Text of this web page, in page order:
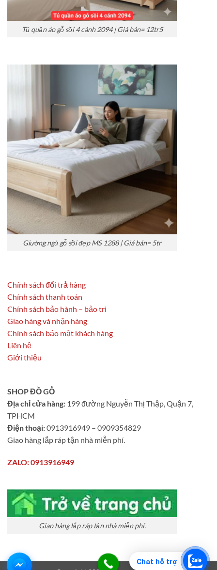
Chat hỗ trợ
Tủ quần áo gỗ sồi 4 cánh 2094 | Giá bán= 12tr5
Giường ngủ gỗ sồi đẹp MS 1288 | Giá bán= 5tr
Chính sách đổi trả hàng
Chính sách thanh toán
Chính sách bảo hành – bảo trì
Giao hàng và nhận hàng
Chính sách bảo mật khách hàng
Liên hệ
Giới thiệu
SHOP ĐỒ GỖ
Địa chỉ cửa hàng: 199 đường Nguyễn Thị Thập, Quận 7,
TPHCM
Điện thoại:0913916949 – 0909354829
Giao hàng lắp ráp tận nhà miễn phí.
ZALO: 0913916949
Giao hàng lắp ráp tận nhà miễn phí.